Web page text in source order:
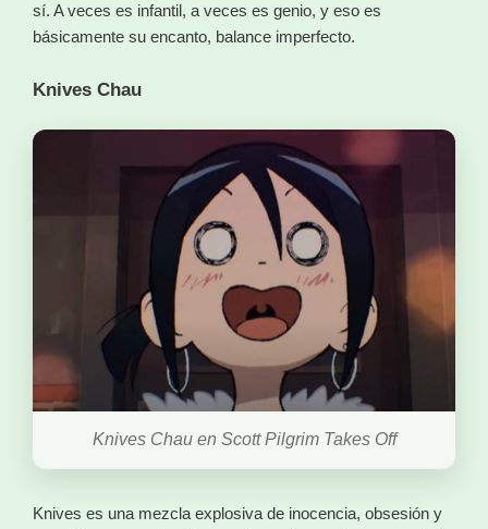
sí. A veces es infantil, a veces es genio, y eso es
básicamente su encanto, balance imperfecto.
Knives Chau
Knives Chau en Scott Pilgrim Takes Off
Knives es una mezcla explosiva de inocencia, obsesión y